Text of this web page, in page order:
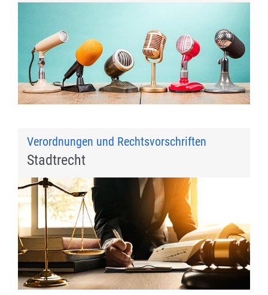
Verordnungen und Rechtsvorschriften
Stadtrecht